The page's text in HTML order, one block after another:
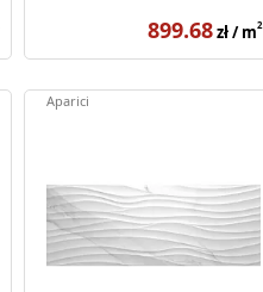
899.68zł / m2
Aparici